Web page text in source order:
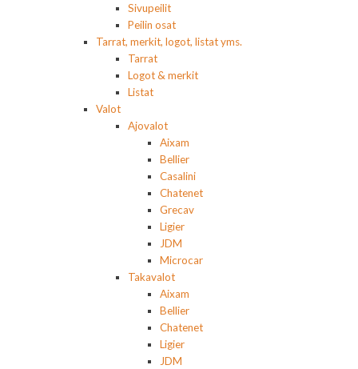
Sivupeilit
Peilin osat
Tarrat, merkit, logot, listat yms.
Tarrat
Logot & merkit
Listat
Valot
Ajovalot
Aixam
Bellier
Casalini
Chatenet
Grecav
Ligier
JDM
Microcar
Takavalot
Aixam
Bellier
Chatenet
Ligier
JDM